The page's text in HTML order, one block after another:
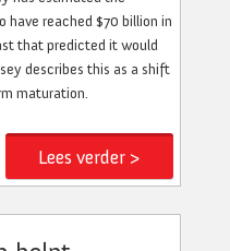
have reached $70 billion in
that predicted it would
describes this as a shift
maturation.
Lees verder >